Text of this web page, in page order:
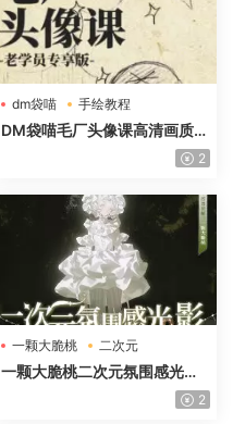
dm袋喵
手绘教程
毛厂头像
DM袋喵毛厂头像课高清画质含
2
一颗大脆桃
二次元
光影特训班
一颗大脆桃二次元氛围感光影
特训班第5期2025年高清画质2